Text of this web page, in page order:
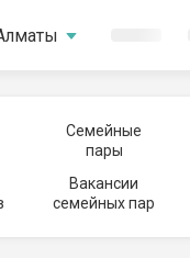
Семейные
пары
Вакансии
семейных пар